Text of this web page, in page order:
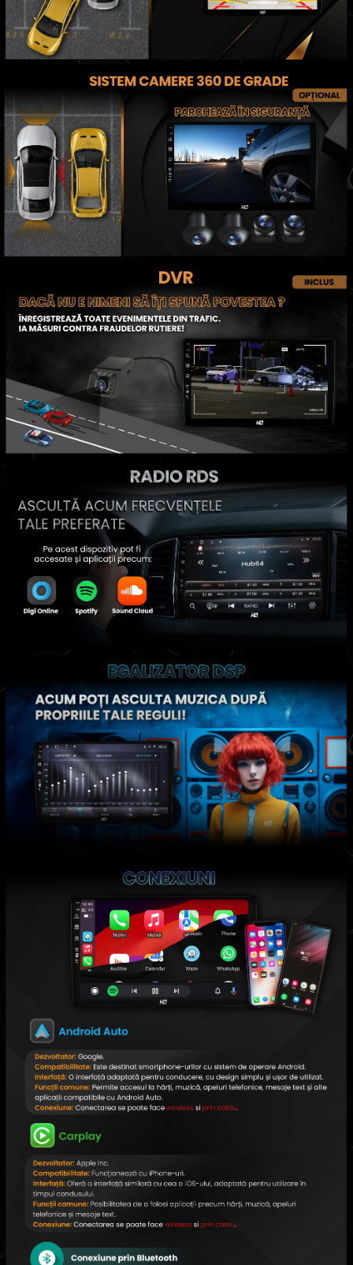
Conectică Suzuki
Conectică Renault
Conectică Kia
Conectică Hyundai
Conectică Mitsubishi
Conectică Seat
Conectică Porsche
Conectică Daihatsu
Conectică Alfa Romeo
Conectică Nissan
Conectică Fiat
Conectică Peugeot
Conectică Jeep
Conectică Dodge
Conectică Isuzu
Conectică Mazda
Conectică Subaru
Conectică Iveco
Conectică Iveco
Conectică Dacia
Conectică Chrysler
Conectică Land Rover
Conectică Ssangyong
Conectică Hummer